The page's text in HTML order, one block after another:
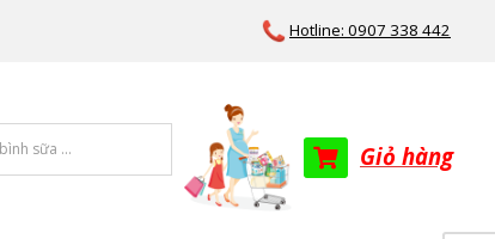
Hotline: 0907 338 442
Giỏ hàng